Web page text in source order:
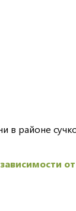
в районе
от